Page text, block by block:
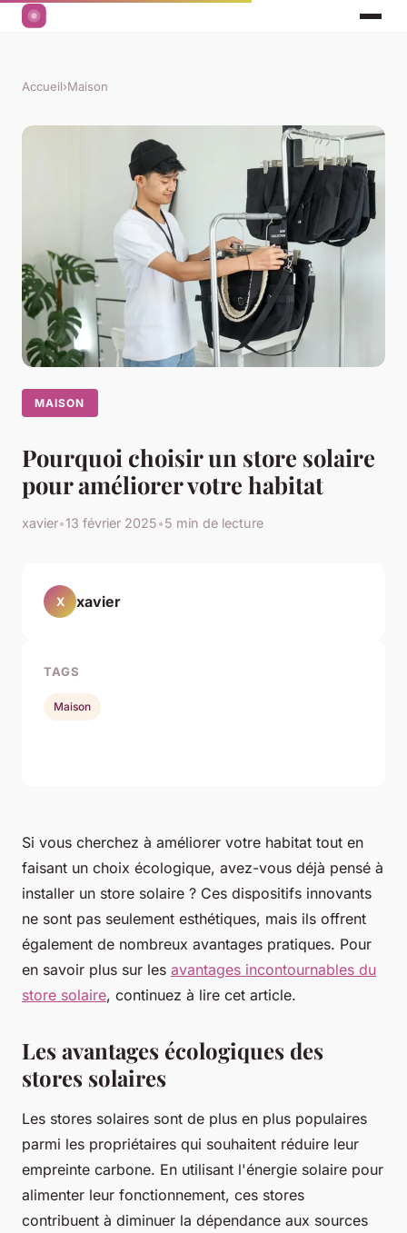
Accueil›Maison
MAISON
Pourquoi choisir un store solaire
pour améliorer votre habitat
xavier•13 février 2025•5 min de lecture
Si vous cherchez à améliorer votre habitat tout en
faisant un choix écologique, avez-vous déjà pensé à
installer un store solaire ? Ces dispositifs innovants
ne sont pas seulement esthétiques, mais ils offrent
également de nombreux avantages pratiques. Pour
en savoir plus sur les avantages incontournables du
store solaire, continuez à lire cet article.
Les avantages écologiques des
stores solaires
Les stores solaires sont de plus en plus populaires
parmi les propriétaires qui souhaitent réduire leur
empreinte carbone. En utilisant l'énergie solaire pour
alimenter leur fonctionnement, ces stores
contribuent à diminuer la dépendance aux sources
X xavier
TAGS
Maison